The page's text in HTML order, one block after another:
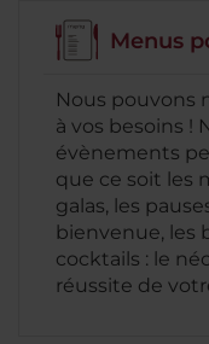
Menus
Nous pouvons
à vos besoins !
évènements
que ce soit les
galas, les
bienvenue, les
cocktails : le
réussite de